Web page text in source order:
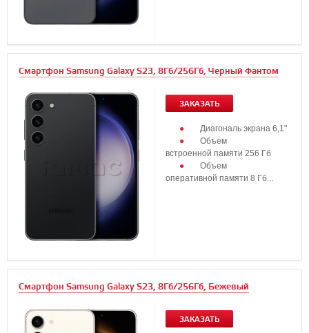
Смартфон Samsung Galaxy S23, 8Гб/256Гб, Черный Фантом
ЗАКАЗАТЬ
Диагональ экрана 6,1"
Объем
встроенной памяти 256 Гб
Объем
оперативной памяти 8 Гб...
Смартфон Samsung Galaxy S23, 8Гб/256Гб, Бежевый
ЗАКАЗАТЬ